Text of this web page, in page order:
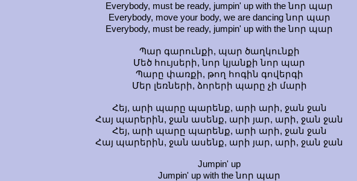
Everybody, must be ready, jumpin' up with the նոր պար
Everybody, move your body, we are dancing նոր պար
Everybody, must be ready, jumpin' up with the նոր պար
Պար գարունքի, պար ծաղկունքի
Մեծ հույսերի, նոր կյանքի նոր պար
Պարը փառքի, թող հոգին գովերգի
Մեր լեռների, ձորերի պարը չի մարի
Հեյ, արի պարը պարենք, արի արի, ջան ջան
Հայ պարերին, ջան ասենք, արի յար, արի, ջան ջան
Հեյ, արի պարը պարենք, արի արի, ջան ջան
Հայ պարերին, ջան ասենք, արի յար, արի, ջան ջան
Jumpin' up
Jumpin' up with the նոր պար